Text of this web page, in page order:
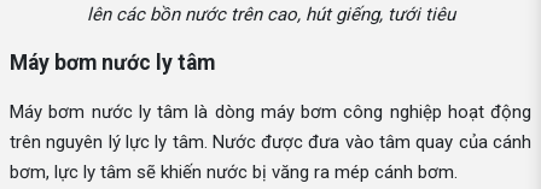
lên các bồn nước trên cao, hút giếng, tưới tiêu
Máy bơm nước ly tâm
Máy bơm nước ly tâm là dòng máy bơm công nghiệp hoạt động
trên nguyên lý lực ly tâm. Nước được đưa vào tâm quay của cánh
bơm, lực ly tâm sẽ khiến nước bị văng ra mép cánh bơm.